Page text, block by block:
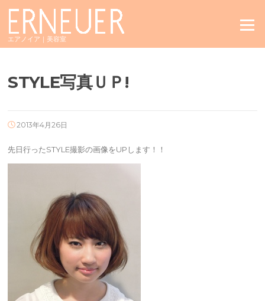
content
エアノイア｜美容室
Menu
STYLE写真ＵＰ!
2013年4月26日
先日行ったSTYLE撮影の画像をUPします！！